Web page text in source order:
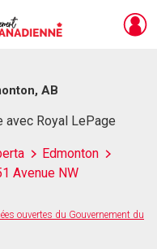
AB
avec Royal LePage
Edmonton
Avenue NW
ouvertes du Gouvernement du